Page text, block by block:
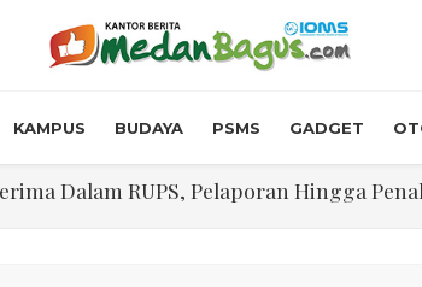
KAMPUS BUDAYA PSMS GADGET
Dalam RUPS, Pelaporan Hingga